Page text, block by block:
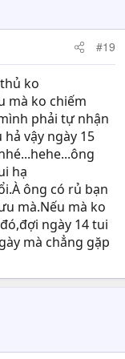
#19
ko
mà ko chiếm
phải tự nhận
vậy ngày 15
hạ
ông có rủ bạn
mà.Nếu mà ko
ngày 14 tui
mà chẳng gặp